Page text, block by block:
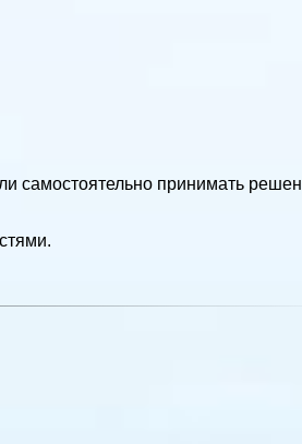
самостоятельно принимать